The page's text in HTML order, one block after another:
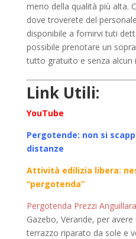
meno della qualità più alta.
dove troverete del
disponibile a fornirvi tuti
possibile prenotare un
tutto gratuito e senza alcun
Link Utili:
YouTube
Pergotende: non si
distanze
Attività edilizia libera:
“pergotenda”
Pergotenda Prezzi
Gazebo, Verande, per
terrazzo riparato da sole e